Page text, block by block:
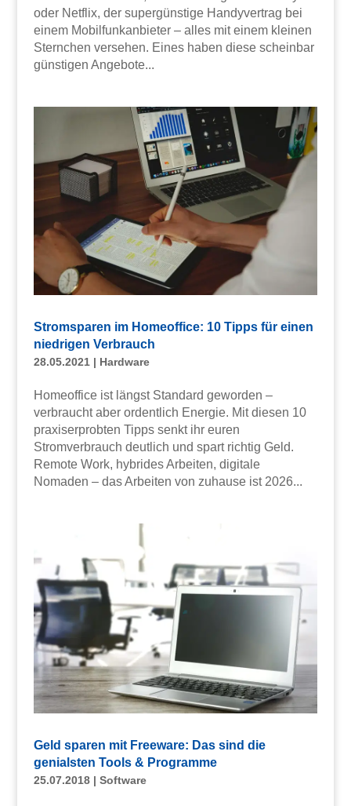
oder Netflix, der supergünstige Handyvertrag bei
einem Mobilfunkanbieter – alles mit einem kleinen
Sternchen versehen. Eines haben diese scheinbar
günstigen Angebote...
Stromsparen im Homeoffice: 10 Tipps für einen
niedrigen Verbrauch
28.05.2021| Hardware
Homeoffice ist längst Standard geworden –
verbraucht aber ordentlich Energie. Mit diesen 10
praxiserprobten Tipps senkt ihr euren
Stromverbrauch deutlich und spart richtig Geld.
Remote Work, hybrides Arbeiten, digitale
Nomaden – das Arbeiten von zuhause ist 2026...
Geld sparen mit Freeware: Das sind die
genialsten Tools & Programme
25.07.2018| Software